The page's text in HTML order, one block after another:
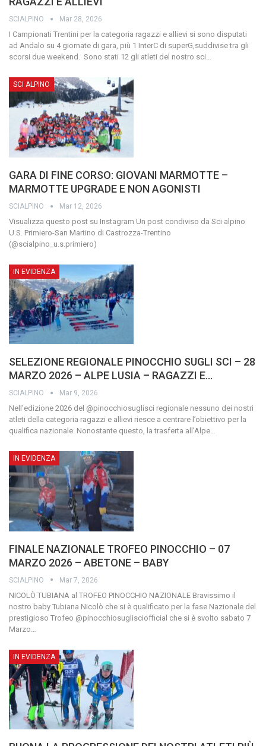
SCIALPINO Mar 28, 2026
I Campionati Trentini per la categoria ragazzi e allievi si sono disputati
ad Andalo su 4 giornate di gara, più 1 InterC di superG,suddivise tra gli
scorsi due weekend. Sono stati 12 gli atleti del nostro sci…
SCI ALPINO
GARA DI FINE CORSO: GIOVANI MARMOTTE –
MARMOTTE UPGRADE E NON AGONISTI
SCIALPINO Mar 12, 2026
Visualizza questo post su Instagram Un post condiviso da Sci alpino
U.S. Primiero-San Martino di Castrozza-Trentino
(@scialpino_u.s.primiero)
IN EVIDENZA
SELEZIONE REGIONALE PINOCCHIO SUGLI SCI – 28
MARZO 2026 – ALPE LUSIA – RAGAZZI E…
SCIALPINO Mar 9, 2026
Nell’edizione 2026 del @pinocchiosuglisci regionale nessuno dei nostri
atleti della categoria ragazzi e allievi riesce a centrare l’obiettivo per la
qualifica nazionale. Nonostante questo, la trasferta all’Alpe…
IN EVIDENZA
FINALE NAZIONALE TROFEO PINOCCHIO – 07
MARZO 2026 – ABETONE – BABY
SCIALPINO Mar 7, 2026
NICOLÒ TUBIANA al TROFEO PINOCCHIO NAZIONALE Bravissimo il
nostro baby Tubiana Nicolò che si è qualificato per la fase Nazionale del
prestigioso Trofeo @pinocchiosuglisciofficial che si è svolto sabato 7
Marzo
IN EVIDENZA